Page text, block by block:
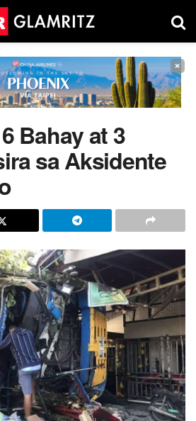
×
Bahay at 3
sa Aksidente